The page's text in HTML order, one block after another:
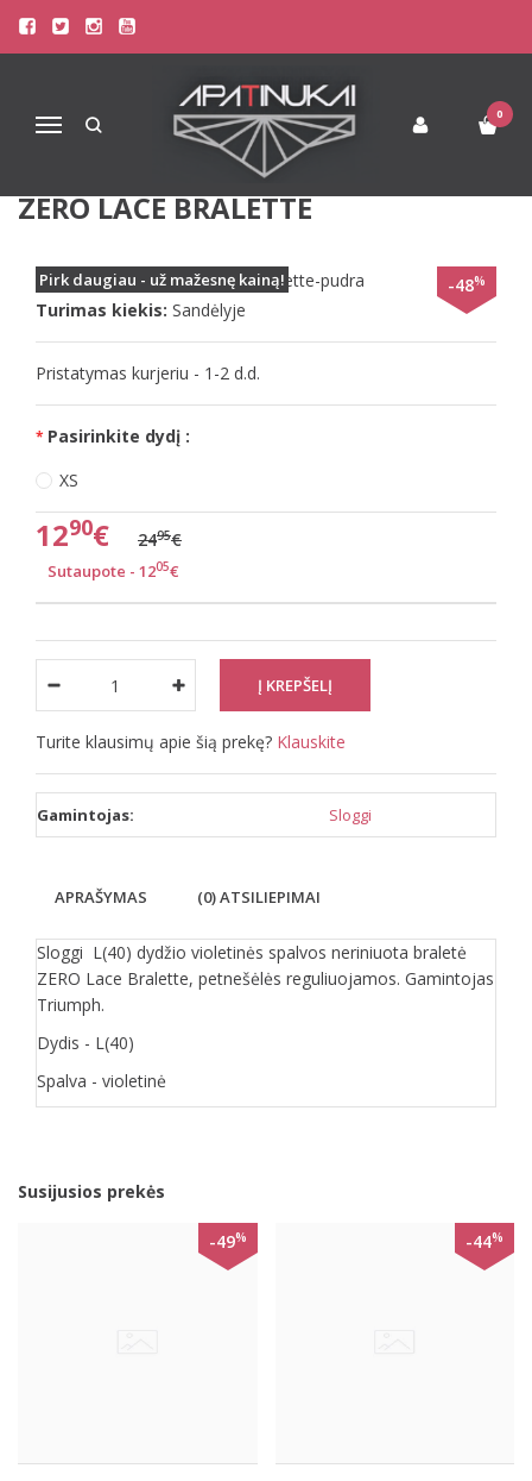
Navigacija
0
Pagrindinis Liemenėlės
Sloggi L(40) dydžio violetinės spalvos neriniuota braletė ZERO Lace
SLOGGI L(40) DYDŽIO VIOLETINĖS
SPALVOS NERINIUOTA BRALETĖ
ZERO LACE BRALETTE
Pirk daugiau - už mažesnę kainą! -48%
Prekės kodas: ZERO-Lace-Bralette-pudra
Turimas kiekis: Sandėlyje
Pristatymas kurjeriu - 1-2 d.d.
Pasirinkite dydį :
XS
1290€ 2495€
Sutaupote - 1205€
Turite klausimų apie šią prekę? Klauskite
Gamintojas: Sloggi
APRAŠYMAS (0) ATSILIEPIMAI
Sloggi L(40) dydžio violetinės spalvos neriniuota braletė
ZERO Lace Bralette, petnešėlės reguliuojamos. Gamintojas
Triumph.
Dydis - L(40)
Spalva - violetinė
Susijusios prekės
-49% -44%